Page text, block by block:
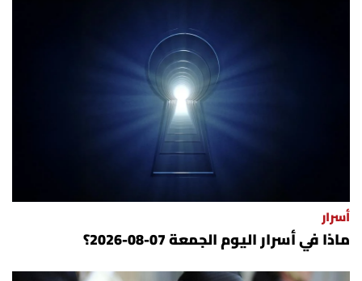
أسرار
ماذا في أسرار اليوم الجمعة 07-08-2026؟